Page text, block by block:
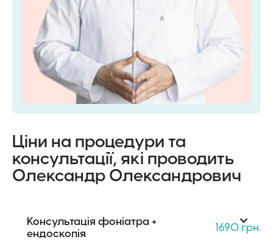
Ціни на процедури та
консультації, які проводить
Олександр Олександрович
Консультація фоніатра +
ендоскопія
1690 грн.